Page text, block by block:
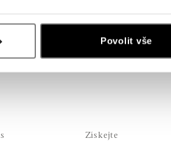
Povolit vše
ale tím hlavním, co je spojuje, zůstává
přívěskem nebo talismanem.
Získejte